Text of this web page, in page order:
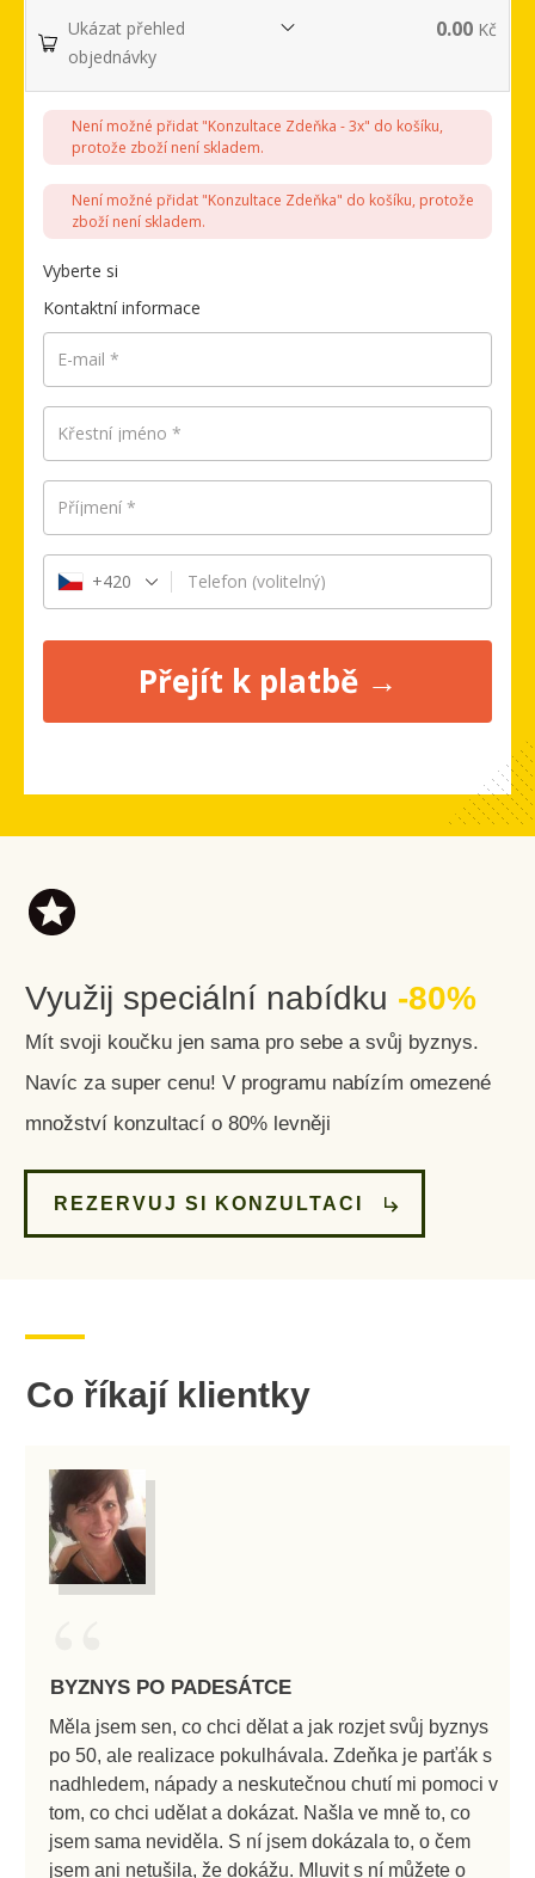
Ukázat přehled
objednávky
0.00 Kč
Není možné přidat "Konzultace Zdeňka - 3x" do košíku,
protože zboží není skladem.
Není možné přidat "Konzultace Zdeňka" do košíku, protože
zboží není skladem.
Vyberte si
Kontaktní informace
E-mail *
Křestní jméno *
Příjmení *
Telefon (volitelný)
+420
Přejít k platbě →
Využij speciální nabídku -80%
Mít svoji koučku jen sama pro sebe a svůj byznys.
Navíc za super cenu! V programu nabízím omezené
množství konzultací o 80% levněji
REZERVUJ SI KONZULTACI
Co říkají klientky
“
BYZNYS PO PADESÁTCE
Měla jsem sen, co chci dělat a jak rozjet svůj byznys
po 50, ale realizace pokulhávala. Zdeňka je parťák s
nadhledem, nápady a neskutečnou chutí mi pomoci v
tom, co chci udělat a dokázat. Našla ve mně to, co
jsem sama neviděla. S ní jsem dokázala to, o čem
jsem ani netušila, že dokážu. Mluvit s ní můžete o